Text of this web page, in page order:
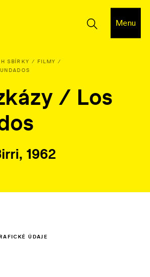
Menu
SBÍRKY
FILMY
/ Los
1962
ÚDAJE